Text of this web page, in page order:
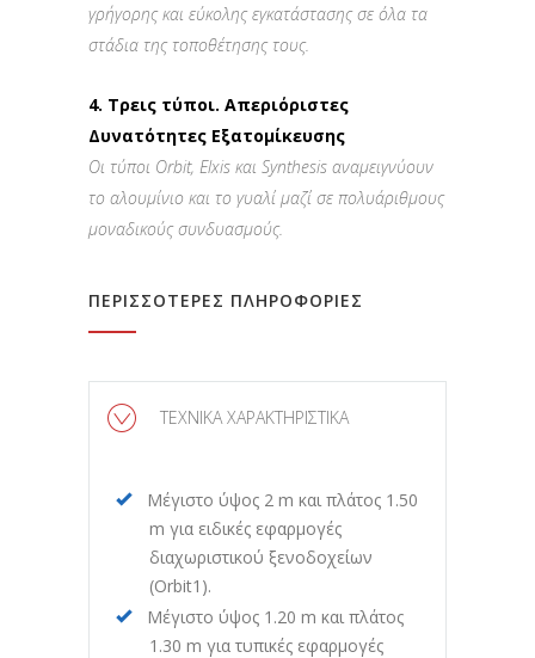
γρήγορης και εύκολης εγκατάστασης σε όλα τα
στάδια της τοποθέτησης τους.
4. Τρεις τύποι. Απεριόριστες
Δυνατότητες Εξατομίκευσης
Οι τύποι Orbit, Elxis και Synthesis αναμειγνύουν
το αλουμίνιο και το γυαλί μαζί σε πολυάριθμους
μοναδικούς συνδυασμούς.
ΠΕΡΙΣΣΟΤΕΡΕΣ ΠΛΗΡΟΦΟΡΙΕΣ
ΤΕΧΝΙΚΑ ΧΑΡΑΚΤΗΡΙΣΤΙΚΑ
Μέγιστο ύψος 2 m και πλάτος 1.50
m για ειδικές εφαρμογές
διαχωριστικού ξενοδοχείων
(Orbit1).
Μέγιστο ύψος 1.20 m και πλάτος
1.30 m για τυπικές εφαρμογές